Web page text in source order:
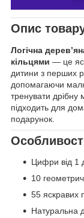
Опис
Логічна
кільцями — це
дитини з перших
допомагаючи
тренувати дрібну
підходить для
подарунок.
Цифри від 1
10
55 яскравих
Натуральна